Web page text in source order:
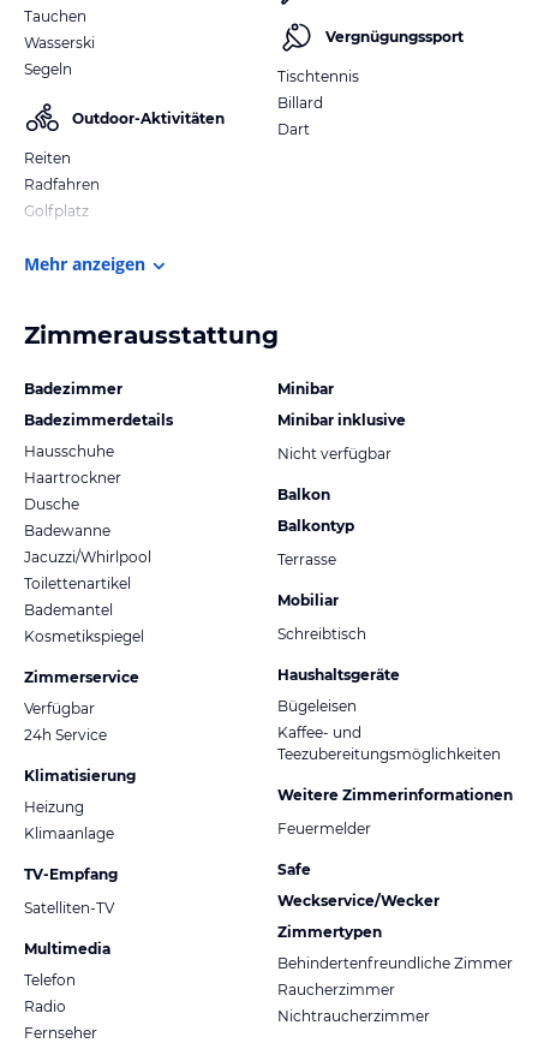
Tauchen
Wasserski
Segeln
Outdoor-Aktivitäten
Reiten
Radfahren
Golfplatz
Vergnügungssport
Tischtennis
Billard
Dart
Mehr anzeigen
Zimmerausstattung
Badezimmer
Badezimmerdetails
Hausschuhe
Haartrockner
Dusche
Badewanne
Jacuzzi/Whirlpool
Toilettenartikel
Bademantel
Kosmetikspiegel
Zimmerservice
Verfügbar
24h Service
Klimatisierung
Heizung
Klimaanlage
TV-Empfang
Satelliten-TV
Multimedia
Telefon
Radio
Fernseher
Minibar
Minibar inklusive
Nicht verfügbar
Balkon
Balkontyp
Terrasse
Mobiliar
Schreibtisch
Haushaltsgeräte
Bügeleisen
Kaffee- und
Teezubereitungsmöglichkeiten
Weitere Zimmerinformationen
Feuermelder
Safe
Weckservice/Wecker
Zimmertypen
Behindertenfreundliche Zimmer
Raucherzimmer
Nichtraucherzimmer